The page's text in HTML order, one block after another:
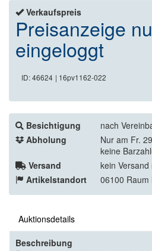
Verkaufspreis
Preisanzeige
eingeloggt
ID: 46624 | 16pv1162-022
Besichtigung
nach
Abholung
Nur am Fr.
keine
Versand
kein Versand
Artikelstandort
06100 Raum
Auktionsdetails
Beschreibung